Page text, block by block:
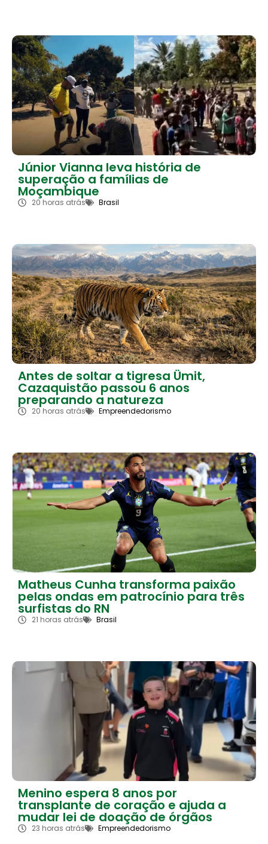
Júnior Vianna leva história de
superação a famílias de
Moçambique
20 horas atrás Brasil
Antes de soltar a tigresa Ümit,
Cazaquistão passou 6 anos
preparando a natureza
20 horas atrás Empreendedorismo
Matheus Cunha transforma paixão
pelas ondas em patrocínio para três
surfistas do RN
21 horas atrás Brasil
Menino espera 8 anos por
transplante de coração e ajuda a
mudar lei de doação de órgãos
23 horas atrás Empreendedorismo